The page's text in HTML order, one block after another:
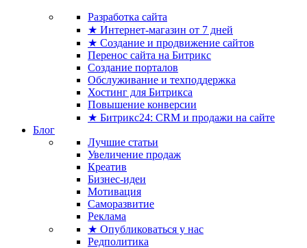
Разработка сайта
★ Интернет-магазин от 7 дней
★ Создание и продвижение сайтов
Перенос сайта на Битрикс
Создание порталов
Обслуживание и техподдержка
Хостинг для Битрикса
Повышение конверсии
★ Битрикс24: CRM и продажи на сайте
Блог
Лучшие статьи
Увеличение продаж
Креатив
Бизнес-идеи
Мотивация
Саморазвитие
Реклама
★ Опубликоваться у нас
Редполитика